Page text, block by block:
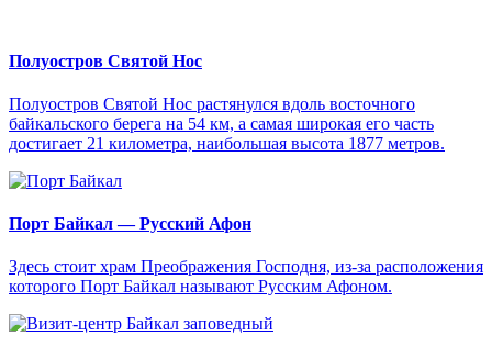
Полуостров Святой Нос
Полуостров Святой Нос растянулся вдоль восточного
байкальского берега на 54 км, а самая широкая его часть
достигает 21 километра, наибольшая высота 1877 метров.
Порт Байкал — Русский Афон
Здесь стоит храм Преображения Господня, из-за расположения
которого Порт Байкал называют Русским Афоном.